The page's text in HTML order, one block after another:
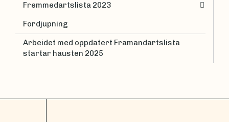
Fremmedartslista 2023
Fordjupning
Arbeidet med oppdatert Framandartslista
startar hausten 2025